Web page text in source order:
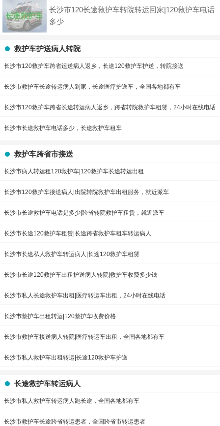
长沙市120长途救护车转院转运回家|120救护车电话
多少
救护车护送病人转院
长沙市120救护车跨省运送病人返乡，长途120救护车护送，转院接送
长沙市救护车长途转运病人到家，长途医疗护送车，全国各地都有车
长沙市120救护车跨省长途转运病人返乡，跨省转院救护车租赁，24小时在线电话
长沙市长途救护车电话多少，长途救护车租车
救护车跨省市接送
长沙市病人转运租120救护车|120救护车长途转运出租
长沙市120救护车接送病人|出院转院救护车出租服务，就近派车
长沙市长途救护车电话是多少|跨省转院救护车租赁，就近派车
长沙市长途120救护车租赁|长途跨省救护车租车转运病人
长沙市长途私人救护车转运病人|长途120救护车租赁
长沙市长途120救护车出租护送病人转院|救护车收费多少钱
长沙市私人长途救护车出租|医疗转运车出租，24小时在线电话
长沙市救护车出租转运|120救护车收费价格
长沙市救护车接送病人转院|医疗转运车出租，全国各地都有车
长沙市私人救护车出租转运|长途120救护车护送
长途救护车转运病人
长沙市私人救护车转运病人跑长途，全国各地都有车
长沙市救护车长途跨省转运患者，全国跨省市转运患者